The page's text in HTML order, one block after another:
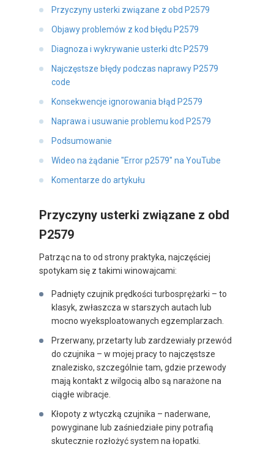
Przyczyny usterki związane z obd P2579
Objawy problemów z kod błędu P2579
Diagnoza i wykrywanie usterki dtc P2579
Najczęstsze błędy podczas naprawy P2579
code
Konsekwencje ignorowania błąd P2579
Naprawa i usuwanie problemu kod P2579
Podsumowanie
Wideo na żądanie "Error p2579" na YouTube
Komentarze do artykułu
Przyczyny usterki związane z obd
P2579
Patrząc na to od strony praktyka, najczęściej
spotykam się z takimi winowajcami:
Padnięty czujnik prędkości turbosprężarki – to
klasyk, zwłaszcza w starszych autach lub
mocno wyeksploatowanych egzemplarzach.
Przerwany, przetarty lub zardzewiały przewód
do czujnika – w mojej pracy to najczęstsze
znalezisko, szczególnie tam, gdzie przewody
mają kontakt z wilgocią albo są narażone na
ciągłe wibracje.
Kłopoty z wtyczką czujnika – naderwane,
powyginane lub zaśniedziałe piny potrafią
skutecznie rozłożyć system na łopatki.